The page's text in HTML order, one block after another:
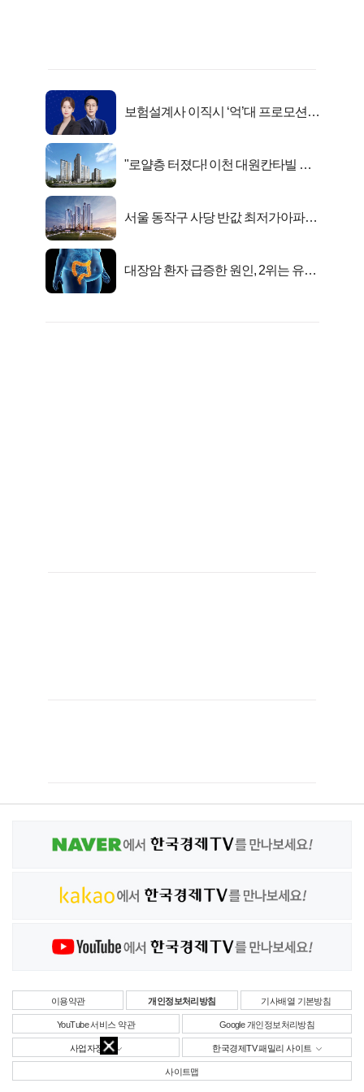
보험설계사 이직시 ‘억’대 프로모션!
"로얄층 터졌다! 이천 대원칸타빌 잔
서울 동작구 사당 반값 최저가아파트
대장암 환자 급증한 원인, 2위는 유산
이용약관 개인정보처리방침 기사배열 기본방침
YouTube 서비스 약관 Google 개인정보처리방침
사업자정보 한국경제TV 패밀리 사이트
사이트맵